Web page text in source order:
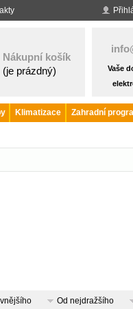
Nákupní košík
(je prázdný)
Vaše
Klimatizace Zahradní
Od nejdražšího